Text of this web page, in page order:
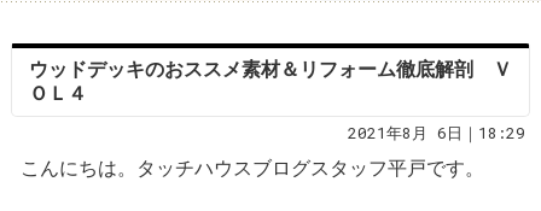
ウッドデッキのおススメ素材＆リフォーム徹底解剖 Ｖ
ＯＬ４
2021年8月 6日｜18:29
こんにちは。タッチハウスブログスタッフ平戸です。